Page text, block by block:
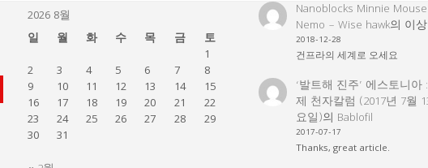
2026 8월
일
월 화 수 목 금
토
1
2
3 4 5 6 7
8
9
10 11 12 13 14
15
16
17 18 19 20 21
22
23
24 25 26 27 28
29
30
31
Nanoblocks Minnie
Nemo – Wise hawk의 이
2018-12-28
건프라의 세계로 오세요
‘발트해 진주’ 에스토니아
제 천자칼럼 (2017년 7월
요일)의 Bablofil
2017-07-17
Thanks, great article.